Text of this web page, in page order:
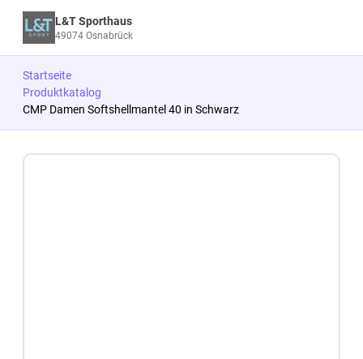
L&T Sporthaus
49074 Osnabrück
Startseite
Produktkatalog
CMP Damen Softshellmantel 40 in Schwarz